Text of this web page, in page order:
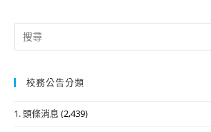
Search
for:
校務公告分類
1. 頭條消息 (2,439)